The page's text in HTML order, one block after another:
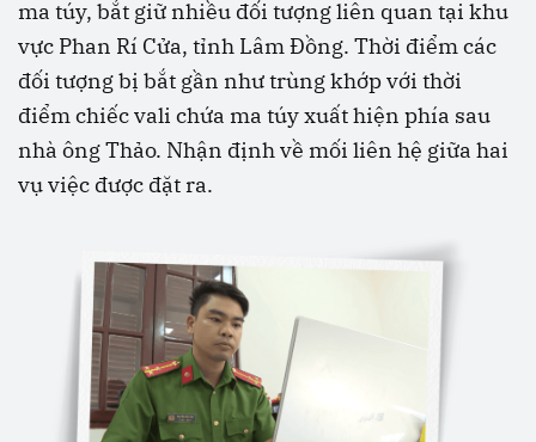
ma túy, bắt giữ nhiều đối tượng liên quan tại khu
vực Phan Rí Cửa, tỉnh Lâm Đồng. Thời điểm các
đối tượng bị bắt gần như trùng khớp với thời
điểm chiếc vali chứa ma túy xuất hiện phía sau
nhà ông Thảo. Nhận định về mối liên hệ giữa hai
vụ việc được đặt ra.